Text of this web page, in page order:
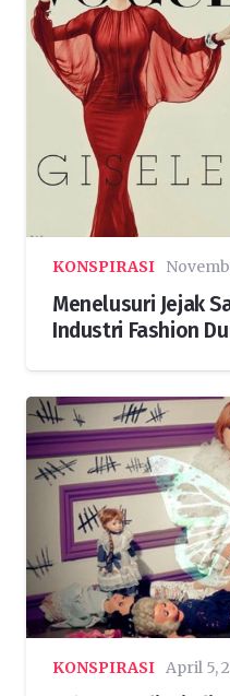
KONSPIRASI
Menelusuri Jejak
Industri Fashion
KONSPIRASI April 5,